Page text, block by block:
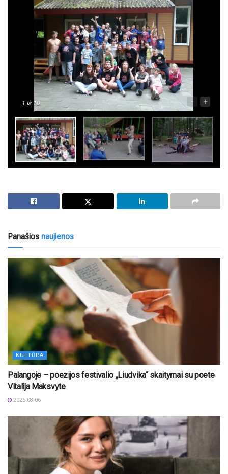
1 Iš 10 - +
Panašios naujienos
KULTŪRA
Palangoje – poezijos festivalio „Liudvika“ skaitymai su poete
Vitalija Maksvyte
2026-08-06